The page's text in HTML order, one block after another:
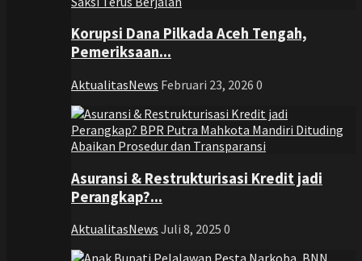
Korupsi Dana Pilkada Aceh Tengah,
Pemeriksaan...
AktualitasNews Februari 23, 2026 0
Asuransi & Restrukturisasi Kredit jadi
Perangkap?...
AktualitasNews Juli 8, 2025 0